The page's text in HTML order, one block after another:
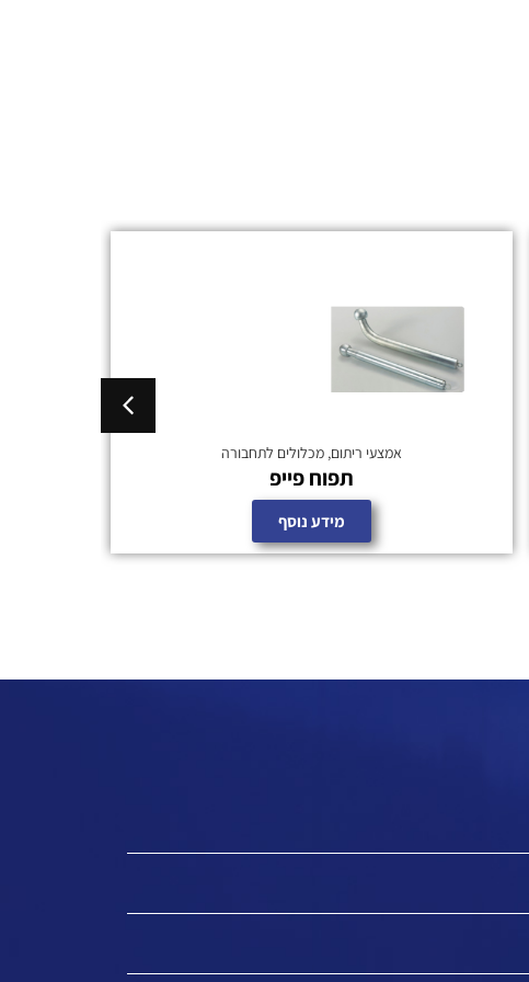
אמצעי ריתום, מכלולים לתחבורה
תפוח פייפ
מידע נוסף